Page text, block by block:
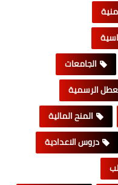
الجامعات
الرسمية
المنح المالية
دروس الاعدادية